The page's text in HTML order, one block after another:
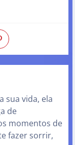
sua vida, ela
de
momentos de
fazer sorrir,